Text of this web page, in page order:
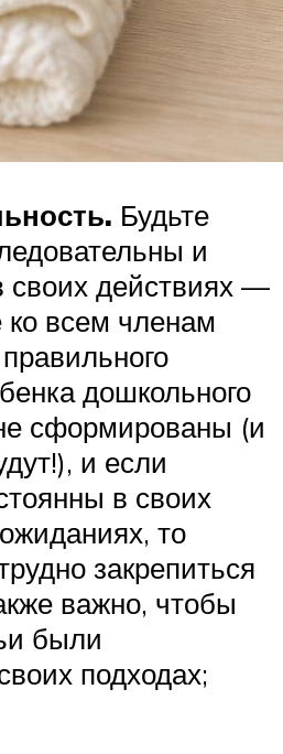
Будьте
и
своих действиях —
ко всем членам
дошкольного
сформированы (и
и если
в своих
то
закрепиться
важно, чтобы
были
подходах;